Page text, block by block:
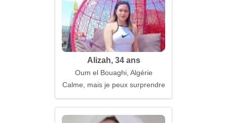
Alizah, 34 ans
Oum el Bouaghi, Algérie
Calme, mais je peux surprendre